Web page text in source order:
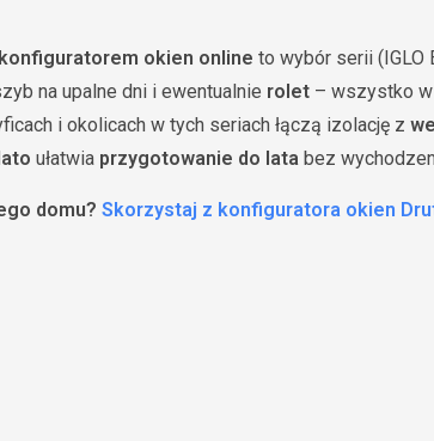
konfiguratorem okien online to wybór serii (IGLO
na upalne dni i ewentualnie rolet – wszystko
i okolicach w tych seriach łączą izolację z
ułatwia przygotowanie do lata bez
domu? Skorzystaj z konfiguratora okien